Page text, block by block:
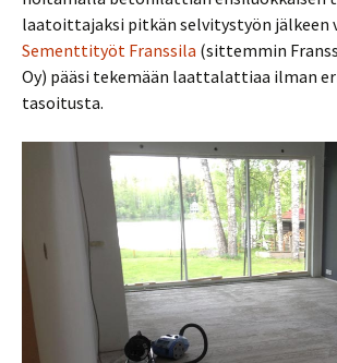
laatoittajaksi pitkän selvitystyön jälkeen
Sementtityöt Franssila (sittemmin
Oy) pääsi tekemään laattalattiaa ilman
tasoitusta.